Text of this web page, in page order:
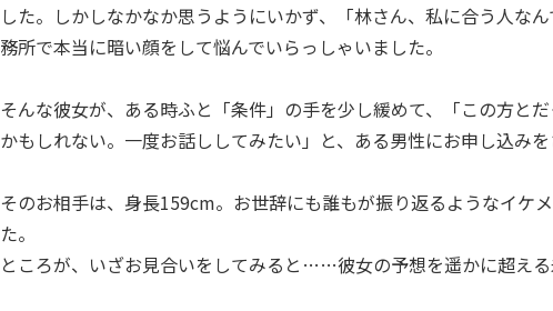
した。しかしなかなか思うようにいかず、「林さん、私に合う人な
務所で本当に暗い顔をして悩んでいらっしゃいました。
そんな彼女が、ある時ふと「条件」の手を少し緩めて、「この方と
かもしれない。一度お話ししてみたい」と、ある男性にお申し込みを
そのお相手は、身長159cm。お世辞にも誰もが振り返るようなイケ
た。
ところが、いざお見合いをしてみると……彼女の予想を遥かに超える